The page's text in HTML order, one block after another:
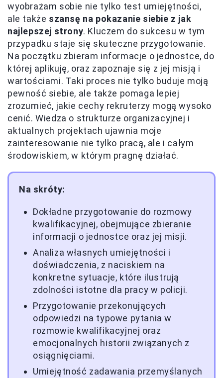
wyobrażam sobie nie tylko test umiejętności,
ale także szansę na pokazanie siebie z jak
najlepszej strony. Kluczem do sukcesu w tym
przypadku staje się skuteczne przygotowanie.
Na początku zbieram informacje o jednostce, do
której aplikuję, oraz zapoznaje się z jej misją i
wartościami. Taki proces nie tylko buduje moją
pewność siebie, ale także pomaga lepiej
zrozumieć, jakie cechy rekruterzy mogą wysoko
cenić. Wiedza o strukturze organizacyjnej i
aktualnych projektach ujawnia moje
zainteresowanie nie tylko pracą, ale i całym
środowiskiem, w którym pragnę działać.
Na skróty:
Dokładne przygotowanie do rozmowy
kwalifikacyjnej, obejmujące zbieranie
informacji o jednostce oraz jej misji.
Analiza własnych umiejętności i
doświadczenia, z naciskiem na
konkretne sytuacje, które ilustrują
zdolności istotne dla pracy w policji.
Przygotowanie przekonujących
odpowiedzi na typowe pytania w
rozmowie kwalifikacyjnej oraz
emocjonalnych historii związanych z
osiągnięciami.
Umiejętność zadawania przemyślanych